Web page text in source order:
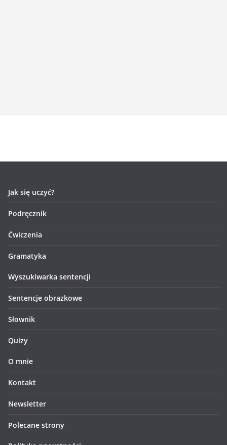
Jak się uczyć?
Podręcznik
Ćwiczenia
Gramatyka
Wyszukiwarka sentencji
Sentencje obrazkowe
Słownik
Quizy
O mnie
Kontakt
Newsletter
Polecane strony